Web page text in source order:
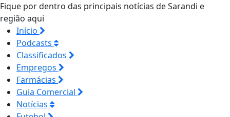
Fique por dentro das principais notícias de Sarandi e
região aqui
Início
Podcasts
Classificados
Empregos
Farmácias
Guia Comercial
Notícias